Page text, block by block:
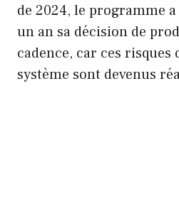
de 2024, le programme
un an sa décision de
cadence, car ces risques
système sont devenus